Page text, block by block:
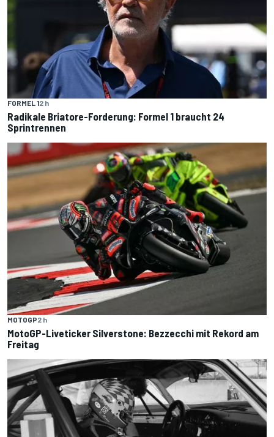
FORMEL 12 h
Radikale Briatore-Forderung: Formel 1 braucht 24
Sprintrennen
MOTOGP2 h
MotoGP-Liveticker Silverstone: Bezzecchi mit Rekord am
Freitag